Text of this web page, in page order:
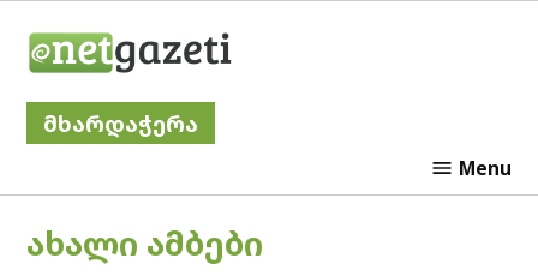
მხარდაჭერა
Menu
POSTED
ᲐᲮᲐᲚᲘ ᲐᲛᲑᲔᲑᲘ